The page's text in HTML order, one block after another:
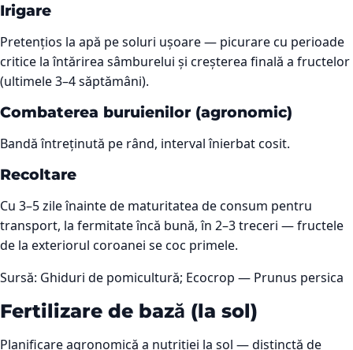
Irigare
Pretențios la apă pe soluri ușoare — picurare cu perioade
critice la întărirea sâmburelui și creșterea finală a fructelor
(ultimele 3–4 săptămâni).
Combaterea buruienilor (agronomic)
Bandă întreținută pe rând, interval înierbat cosit.
Recoltare
Cu 3–5 zile înainte de maturitatea de consum pentru
transport, la fermitate încă bună, în 2–3 treceri — fructele
de la exteriorul coroanei se coc primele.
Sursă: Ghiduri de pomicultură; Ecocrop — Prunus persica
Fertilizare de bază (la sol)
Planificare agronomică a nutriției la sol — distinctă de